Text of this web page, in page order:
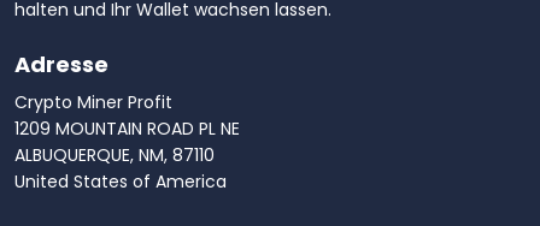
halten und Ihr Wallet wachsen lassen.
Adresse
Crypto Miner Profit
1209 MOUNTAIN ROAD PL NE
ALBUQUERQUE, NM, 87110
United States of America